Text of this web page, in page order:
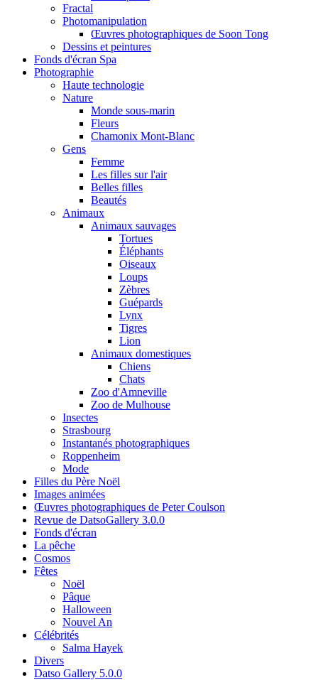
Fractal
Photomanipulation
Œuvres photographiques de Soon Tong
Dessins et peintures
Fonds d'écran Spa
Photographie
Haute technologie
Nature
Monde sous-marin
Fleurs
Chamonix Mont-Blanc
Gens
Femme
Les filles sur l'air
Belles filles
Beautés
Animaux
Animaux sauvages
Tortues
Éléphants
Oiseaux
Loups
Zèbres
Guépards
Lynx
Tigres
Lion
Animaux domestiques
Chiens
Chats
Zoo d'Amneville
Zoo de Mulhouse
Insectes
Strasbourg
Instantanés photographiques
Roppenheim
Mode
Filles du Père Noël
Images animées
Œuvres photographiques de Peter Coulson
Revue de DatsoGallery 3.0.0
Fonds d'écran
La pêche
Cosmos
Fêtes
Noël
Pâque
Halloween
Nouvel An
Célébrités
Salma Hayek
Divers
Datso Gallery 5.0.0